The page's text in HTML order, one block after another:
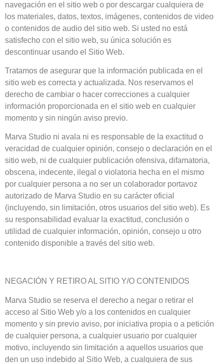
navegación en el sitio web o por descargar cualquiera de
los materiales, datos, textos, imágenes, contenidos de video
o contenidos de audio del sitio web. Si usted no está
satisfecho con el sitio web, su única solución es
descontinuar usando el Sitio Web.
Tratamos de asegurar que la información publicada en el
sitio web es correcta y actualizada. Nos reservamos el
derecho de cambiar o hacer correcciones a cualquier
información proporcionada en el sitio web en cualquier
momento y sin ningún aviso previo.
Marva Studio ni avala ni es responsable de la exactitud o
veracidad de cualquier opinión, consejo o declaración en el
sitio web, ni de cualquier publicación ofensiva, difamatoria,
obscena, indecente, ilegal o violatoria hecha en el mismo
por cualquier persona a no ser un colaborador portavoz
autorizado de Marva Studio en su carácter oficial
(incluyendo, sin limitación, otros usuarios del sitio web). Es
su responsabilidad evaluar la exactitud, conclusión o
utilidad de cualquier información, opinión, consejo u otro
contenido disponible a través del sitio web.
NEGACIÓN Y RETIRO AL SITIO Y/O CONTENIDOS
Marva Studio se reserva el derecho a negar o retirar el
acceso al Sitio Web y/o a los contenidos en cualquier
momento y sin previo aviso, por iniciativa propia o a petición
de cualquier persona, a cualquier usuario por cualquier
motivo, incluyendo sin limitación a aquellos usuarios que
den un uso indebido al Sitio Web, a cualquiera de sus